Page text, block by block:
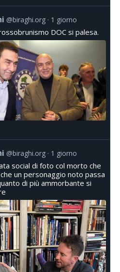
@biraghi.org 1 giorno
DOC si palesa.
@biraghi.org 1 giorno
social di foto col morto che
un personaggio noto passa
di più ammorbante si